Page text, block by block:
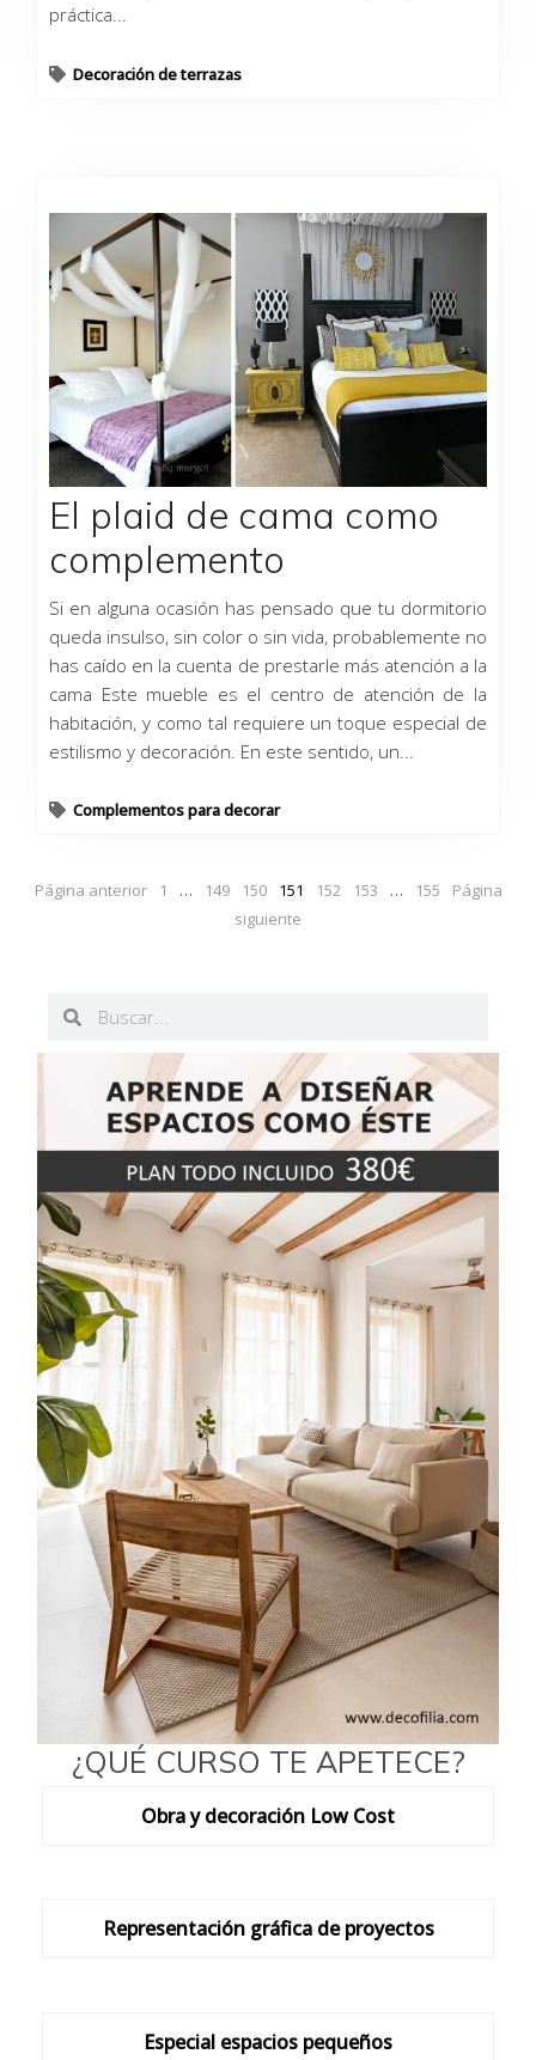
práctica...
Decoración de terrazas
El plaid de cama como
complemento
Si en alguna ocasión has pensado que tu dormitorio
queda insulso, sin color o sin vida, probablemente no
has caído en la cuenta de prestarle más atención a la
cama Este mueble es el centro de atención de la
habitación, y como tal requiere un toque especial de
estilismo y decoración. En este sentido, un...
Complementos para decorar
Página anterior 1 … 149 150 151 152 153 … 155
Página
siguiente
¿QUÉ CURSO TE APETECE?
Obra y decoración Low Cost
Representación gráfica de proyectos
Especial espacios pequeños